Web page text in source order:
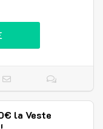
la Veste